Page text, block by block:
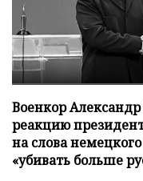
Военкор
реакцию
на слова
«убивать больше